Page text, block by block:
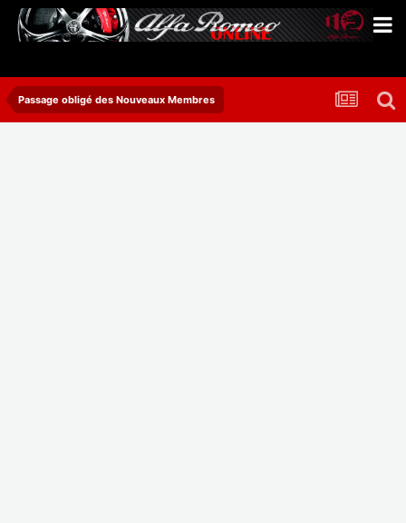
Passage obligé des Nouveaux Membres